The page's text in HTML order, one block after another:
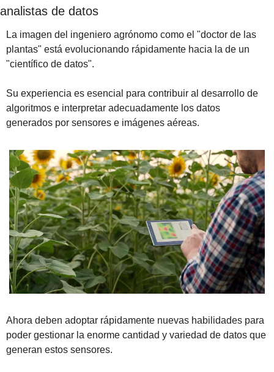
analistas de datos
La imagen del ingeniero agrónomo como el "doctor de las
plantas" está evolucionando rápidamente hacia la de un
"científico de datos".
Su experiencia es esencial para contribuir al desarrollo de
algoritmos e interpretar adecuadamente los datos
generados por sensores e imágenes aéreas.
Ahora deben adoptar rápidamente nuevas habilidades para
poder gestionar la enorme cantidad y variedad de datos que
generan estos sensores.